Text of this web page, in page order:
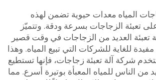
معدات حيوية تضمن لهذه
الزجاجات بسرعة ودقة. وتتميّز
العديد من الزجاجات في وقت قصير
للشركات التي تبيع المياه. وهذا
آلة تعبئة زجاجات، فإنها تستطيع
للمياه المعبأة بوتيرة أسرع. مما